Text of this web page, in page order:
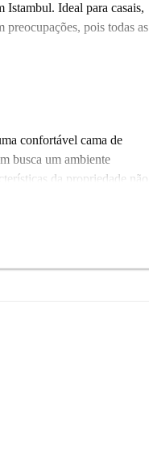
Ideal para casais,
preocupações, pois todas as
caminhada. Você
turística, fica perto do
confortável cama de
busca um ambiente
da propriedade não
diversas comodidades.
culturais, como o